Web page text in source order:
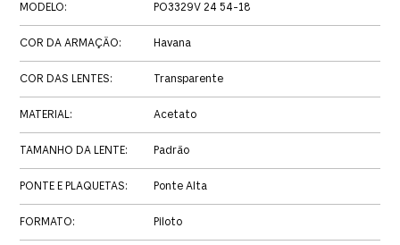
MODELO: PO3329V 24 54-18
COR DA ARMAÇÃO: Havana
COR DAS LENTES: Transparente
MATERIAL: Acetato
TAMANHO DA LENTE: Padrão
PONTE E PLAQUETAS: Ponte Alta
FORMATO: Piloto